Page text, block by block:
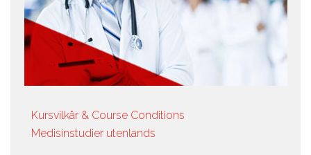
Kursvilkår & Course Conditions
Medisinstudier utenlands